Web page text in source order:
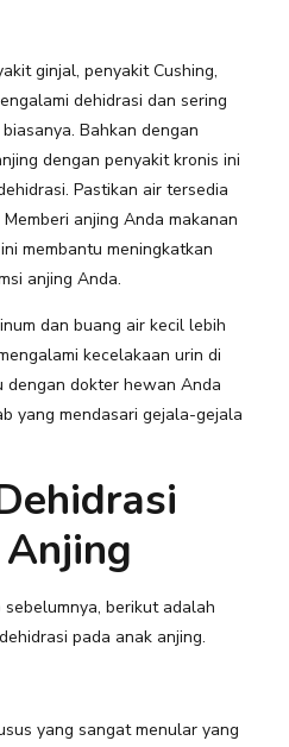
ginjal, penyakit Cushing,
dehidrasi dan sering
Bahkan dengan
dengan penyakit kronis ini
Pastikan air tersedia
anjing Anda makanan
membantu meningkatkan
anjing Anda.
dan buang air kecil lebih
kecelakaan urin di
dengan dokter hewan Anda
yang mendasari gejala-gejala
berikut adalah
pada anak anjing.
yang sangat menular yang